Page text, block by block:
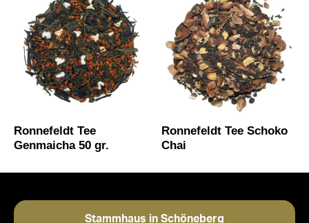
Ronnefeldt Tee
Genmaicha 50 gr.
Ronnefeldt Tee Schoko
Chai
Stammhaus in Schöneberg